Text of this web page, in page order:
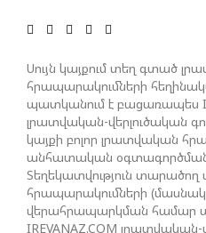
Սույն կայքում տեղ գտած
հրապարակումների
պատկանում է բացառապես
լրատվական-վերլուծական
կայքի բոլոր լրատվական
անհատական օգտագործման
Տեղեկատվություն տարածող
հրապարակումների
վերահրապարկման համար
IREVANAZ.COM լրատվական-